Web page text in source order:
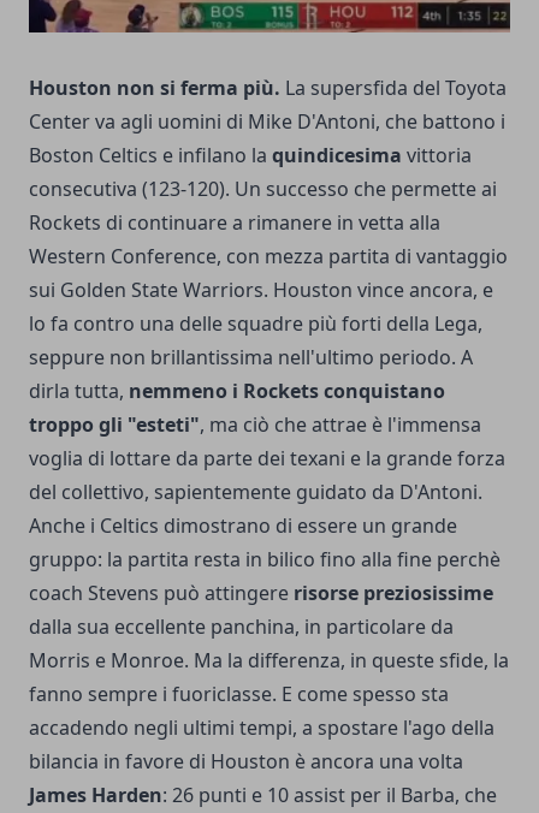
Houston non si ferma più. La supersfida del Toyota
Center va agli uomini di Mike D'Antoni, che battono i
Boston Celtics e infilano la quindicesima vittoria
consecutiva (123-120). Un successo che permette ai
Rockets di continuare a rimanere in vetta alla
Western Conference, con mezza partita di vantaggio
sui Golden State Warriors. Houston vince ancora, e
lo fa contro una delle squadre più forti della Lega,
seppure non brillantissima nell'ultimo periodo. A
dirla tutta, nemmeno i Rockets conquistano
troppo gli "esteti", ma ciò che attrae è l'immensa
voglia di lottare da parte dei texani e la grande forza
del collettivo, sapientemente guidato da D'Antoni.
Anche i Celtics dimostrano di essere un grande
gruppo: la partita resta in bilico fino alla fine perchè
coach Stevens può attingere risorse preziosissime
dalla sua eccellente panchina, in particolare da
Morris e Monroe. Ma la differenza, in queste sfide, la
fanno sempre i fuoriclasse. E come spesso sta
accadendo negli ultimi tempi, a spostare l'ago della
bilancia in favore di Houston è ancora una volta
James Harden: 26 punti e 10 assist per il Barba, che